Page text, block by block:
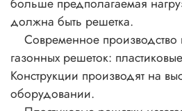
должна быть решетка.
Современное производство
газонных решеток:
Конструкции производят на
оборудовании.